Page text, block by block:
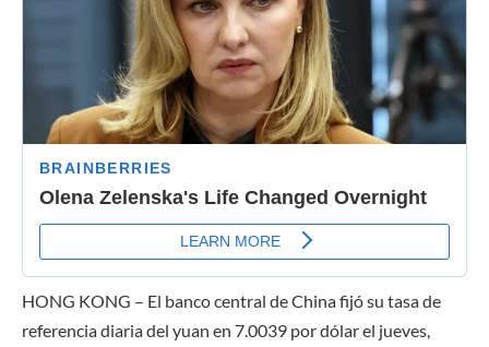
HONG KONG – El banco central de China fijó su tasa de
referencia diaria del yuan en 7.0039 por dólar el jueves,